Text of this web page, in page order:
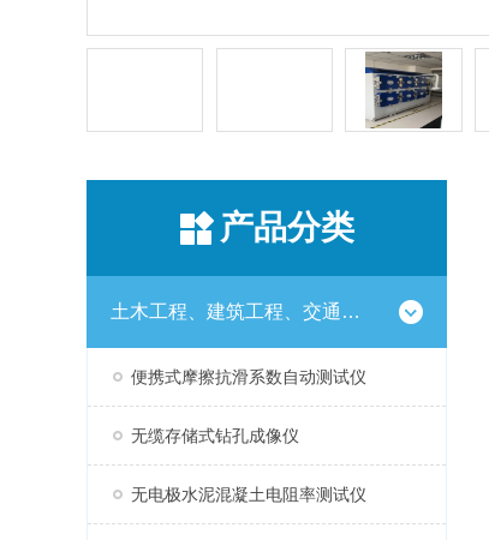
产品分类
土木工程、建筑工程、交通工程试验仪器设备系列
便携式摩擦抗滑系数自动测试仪
无缆存储式钻孔成像仪
无电极水泥混凝土电阻率测试仪